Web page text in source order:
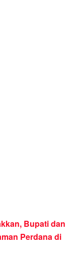
Bupati dan
Perdana di